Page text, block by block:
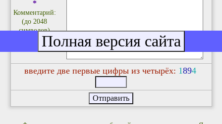
*
Комментарий:
(до 2048
символов)
введите две первые цифры из четырёх: 1894